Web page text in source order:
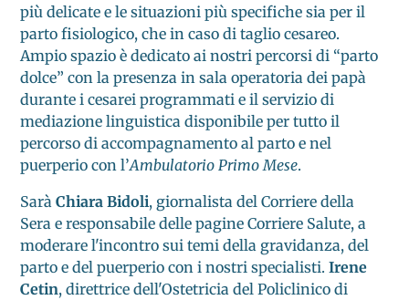
più delicate e le situazioni più specifiche sia per il
parto fisiologico, che in caso di taglio cesareo.
Ampio spazio è dedicato ai nostri percorsi di “parto
dolce” con la presenza in sala operatoria dei papà
durante i cesarei programmati e il servizio di
mediazione linguistica disponibile per tutto il
percorso di accompagnamento al parto e nel
puerperio con l’Ambulatorio Primo Mese.
SaràChiara Bidoli, giornalista del Corriere della
Sera e responsabile delle pagine Corriere Salute, a
moderare l'incontro sui temi della gravidanza, del
parto e del puerperio con i nostri specialisti.Irene
Cetin, direttrice dell'Ostetricia del Policlinico di